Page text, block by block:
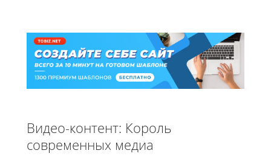
Видео-контент: Король
современных медиа